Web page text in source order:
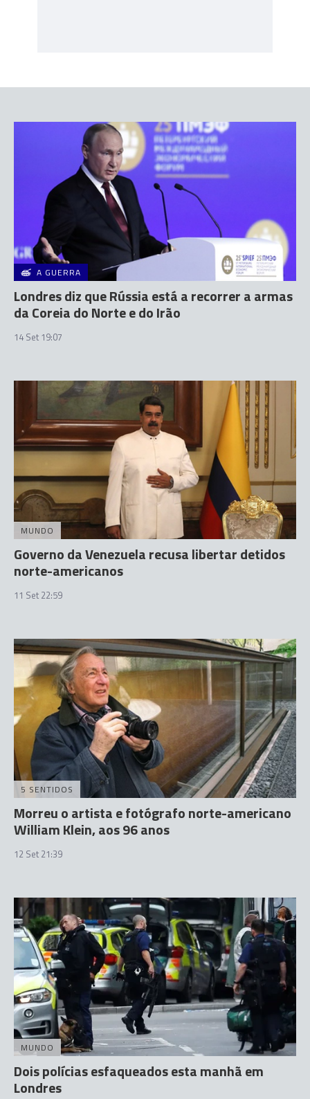
A GUERRA
Londres diz que Rússia está a recorrer a armas
da Coreia do Norte e do Irão
14 Set 19:07
MUNDO
Governo da Venezuela recusa libertar detidos
norte-americanos
11 Set 22:59
5 SENTIDOS
Morreu o artista e fotógrafo norte-americano
William Klein, aos 96 anos
12 Set 21:39
MUNDO
Dois polícias esfaqueados esta manhã em
Londres